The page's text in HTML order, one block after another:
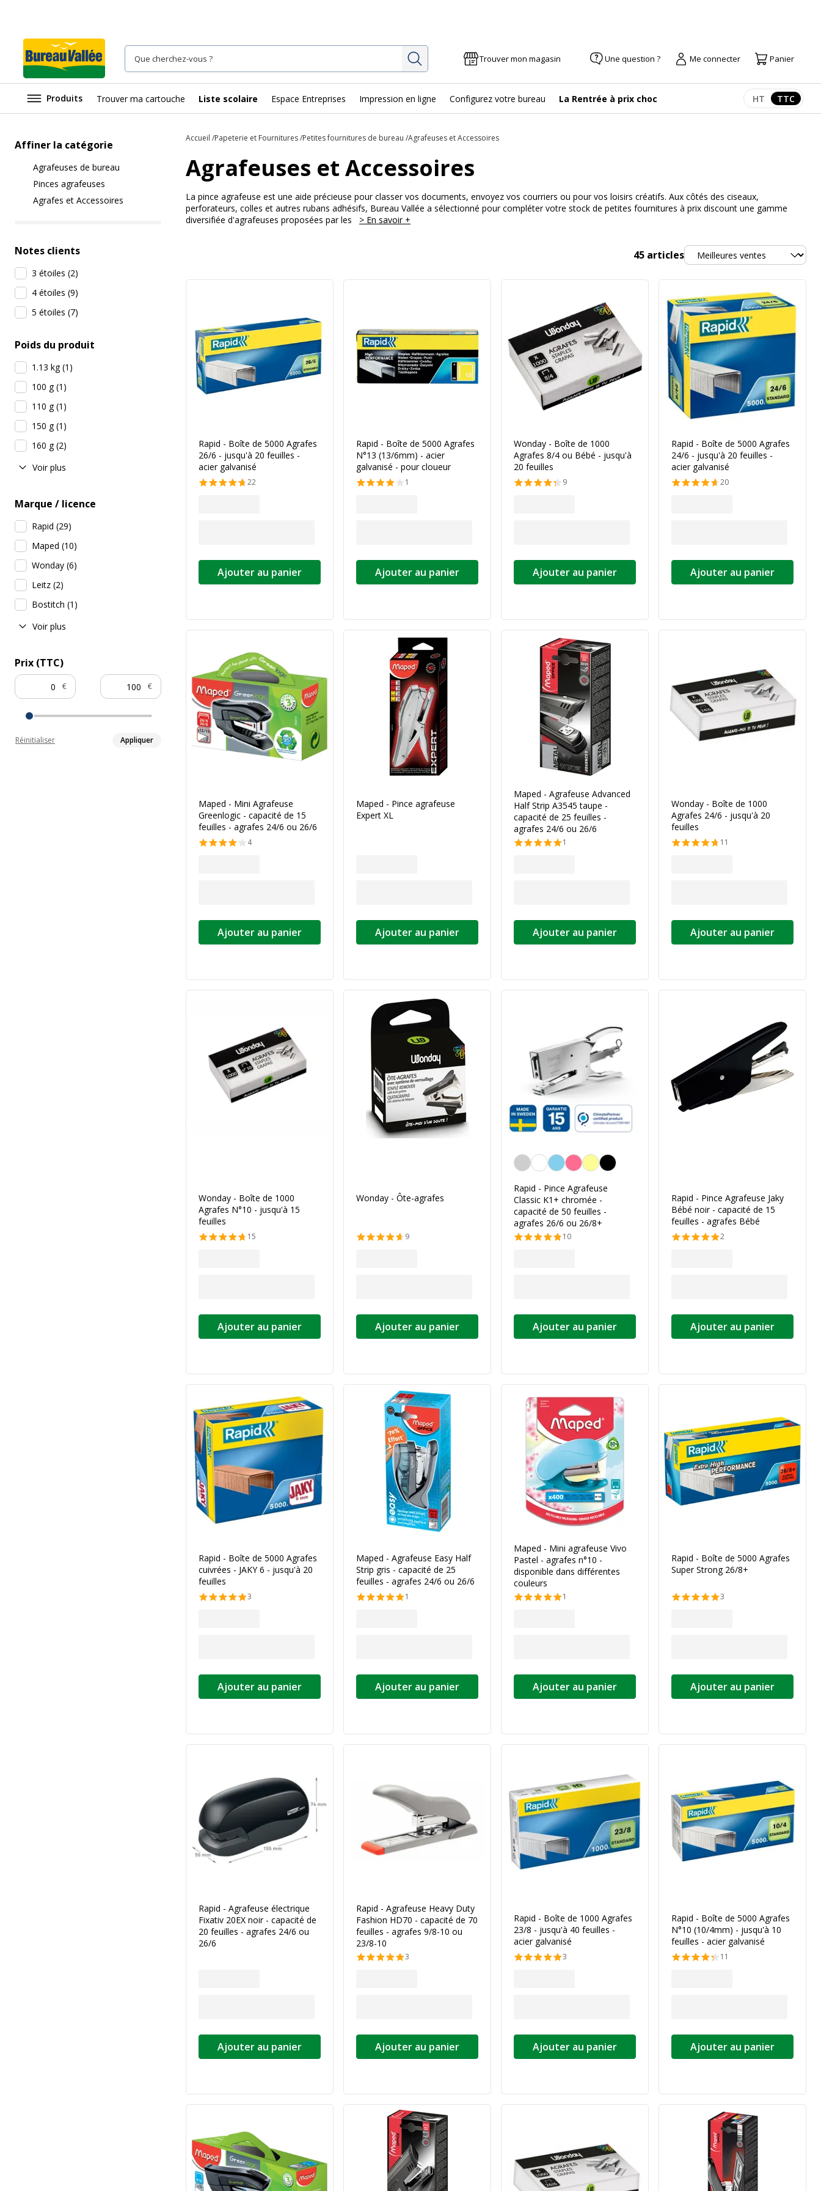
Rechercher Trouver mon magasin Une question ? Me connecter Panier
Produits Trouver ma cartouche Liste scolaire Espace Entreprises Impression en ligne Configurez votre bureau La Rentrée à prix choc Afficher les
HT TTC
Affiner la catégorie
Agrafeuses de bureau
Pinces agrafeuses
Agrafes et Accessoires
Notes clients
3 étoiles (2)
4 étoiles (9)
5 étoiles (7)
Poids du produit
1.13 kg(1 )
100 g(1 )
110 g(1 )
150 g(1 )
160 g(2)
Voir plus
Marque / licence
Rapid (29)
Maped (10)
Wonday (6)
Leitz (2)
Bostitch (1 )
Voir plus
Prix (TTC)
€ €
Réinitialiser Appliquer
Accueil Papeterie et Fournitures Petites fournitures de bureau Agrafeuses et Accessoires
Agrafeuses et Accessoires
La pince agrafeuse est une aide précieuse pour classer vos documents, envoyez vos courriers ou pour vos loisirs créatifs. Aux côtés des ciseaux,
perforateurs, colles et autres rubans adhésifs, Bureau Vallée a sélectionné pour compléter votre stock de petites fournitures à prix discount une gamme
diversifiée d'agrafeuses proposées par les
> En savoir +
45 articlesTrier
Rapid - Boîte de 5000 Agrafes
26/6 - jusqu'à 20 feuilles -
acier galvanisé
22
Ajouter au panier
Rapid - Boîte de 5000 Agrafes
N°13 (13/6mm) - acier
galvanisé - pour cloueur
1
Ajouter au panier
Wonday - Boîte de 1000
Agrafes 8/4 ou Bébé - jusqu'à
20 feuilles
9
Ajouter au panier
Rapid - Boîte de 5000 Agrafes
24/6 - jusqu'à 20 feuilles -
acier galvanisé
20
Ajouter au panier
Maped - Mini Agrafeuse
Greenlogic - capacité de 15
feuilles - agrafes 24/6 ou 26/6
4
Ajouter au panier
Maped - Pince agrafeuse
Expert XL
Ajouter au panier
Maped - Agrafeuse Advanced
Half Strip A3545 taupe -
capacité de 25 feuilles -
agrafes 24/6 ou 26/6
1
Ajouter au panier
Wonday - Boîte de 1000
Agrafes 24/6 - jusqu'à 20
feuilles
11
Ajouter au panier
Wonday - Boîte de 1000
Agrafes N°10 - jusqu'à 15
feuilles
15
Ajouter au panier
Wonday - Ôte-agrafes
9
Ajouter au panier
Argent
Rapid - Pince Agrafeuse
Classic K1+ chromée -
capacité de 50 feuilles -
agrafes 26/6 ou 26/8+
10
Ajouter au panier
Rapid - Pince Agrafeuse Jaky
Bébé noir - capacité de 15
feuilles - agrafes Bébé
2
Ajouter au panier
Rapid - Boîte de 5000 Agrafes
cuivrées - JAKY 6 - jusqu'à 20
feuilles
3
Ajouter au panier
Maped - Agrafeuse Easy Half
Strip gris - capacité de 25
feuilles - agrafes 24/6 ou 26/6
1
Ajouter au panier
Maped - Mini agrafeuse Vivo
Pastel - agrafes n°10 -
disponible dans différentes
couleurs
1
Ajouter au panier
Rapid - Boîte de 5000 Agrafes
Super Strong 26/8+
3
Ajouter au panier
Rapid - Agrafeuse électrique
Fixativ 20EX noir - capacité de
20 feuilles - agrafes 24/6 ou
26/6
Ajouter au panier
Rapid - Agrafeuse Heavy Duty
Fashion HD70 - capacité de 70
feuilles - agrafes 9/8-10 ou
23/8-10
3
Ajouter au panier
Rapid - Boîte de 1000 Agrafes
23/8 - jusqu'à 40 feuilles -
acier galvanisé
3
Ajouter au panier
Rapid - Boîte de 5000 Agrafes
N°10 (10/4mm) - jusqu'à 10
feuilles - acier galvanisé
11
Ajouter au panier